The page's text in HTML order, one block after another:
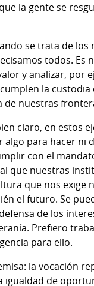
la gente se
se trata de los
todos. Es
y analizar, por
la
de nuestras
claro, en estos
algo para hacer ni
con el
que nuestras
que nos exige
el futuro. Se
de los
Prefiero
para ello.
la vocación
igualdad de